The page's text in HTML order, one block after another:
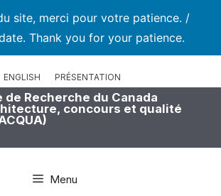
site, merci pour votre patience. /
Thank you for your patience.
ENGLISH PRÉSENTATION
de Recherche du Canada
concours et qualité
Menu